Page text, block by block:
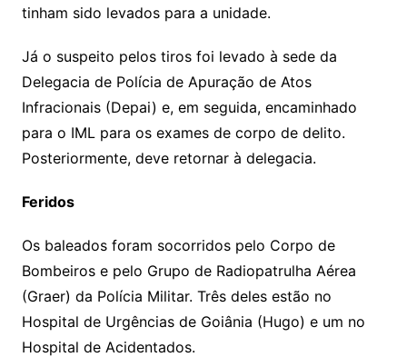
tinham sido levados para a unidade.
Já o suspeito pelos tiros foi levado à sede da
Delegacia de Polícia de Apuração de Atos
Infracionais (Depai) e, em seguida, encaminhado
para o IML para os exames de corpo de delito.
Posteriormente, deve retornar à delegacia.
Feridos
Os baleados foram socorridos pelo Corpo de
Bombeiros e pelo Grupo de Radiopatrulha Aérea
(Graer) da Polícia Militar. Três deles estão no
Hospital de Urgências de Goiânia (Hugo) e um no
Hospital de Acidentados.